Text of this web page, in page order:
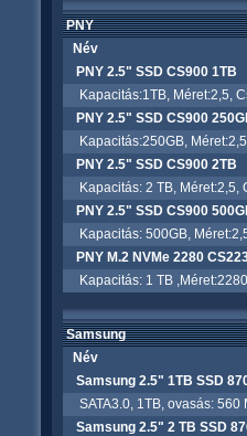
PNY
Név
PNY 2.5" SSD CS900 1TB
Kapacitás:1TB, Méret:2,5,
PNY 2.5" SSD CS900
Kapacitás:250GB,
PNY 2.5" SSD CS900 2TB
Kapacitás: 2 TB, Méret:2,5,
PNY 2.5" SSD CS900
Kapacitás: 500GB,
PNY M.2 NVMe 2280
Kapacitás: 1 TB
Samsung
Név
Samsung 2.5" 1TB SSD
SATA3.0, 1TB, ovasás: 560
Samsung 2.5" 2 TB SSD